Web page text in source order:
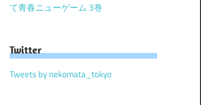
て青春ニューゲーム 3巻
Twitter
Tweets by nekomata_tokyo